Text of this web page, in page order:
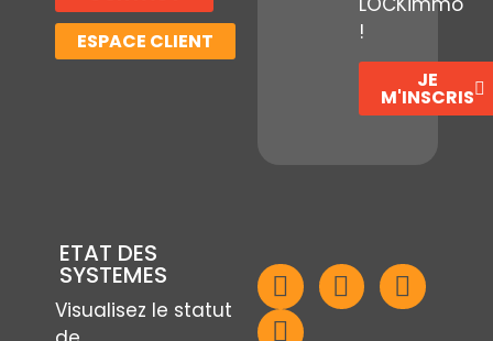
ESPACE CLIENT
!
JE
M'INSCRIS
ETAT DES
SYSTEMES
Visualisez le statut